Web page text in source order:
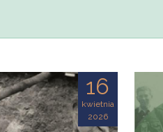
16
kwietnia
2026